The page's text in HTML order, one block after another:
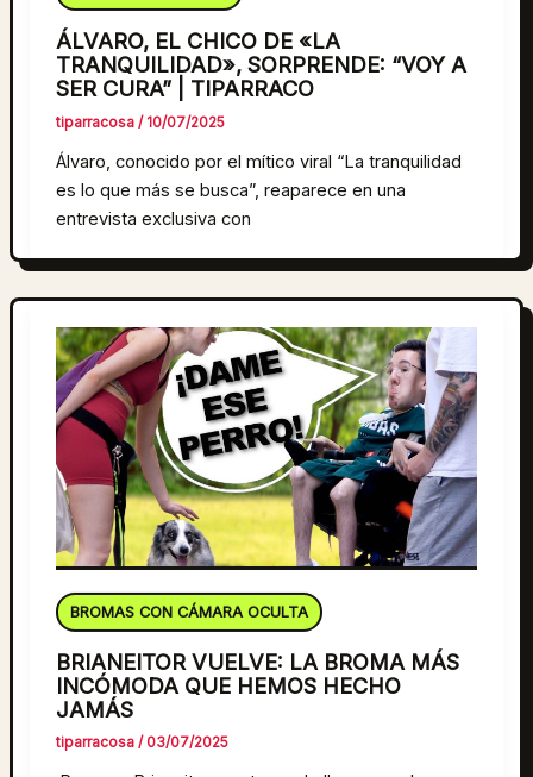
ÁLVARO, EL CHICO DE «LA
TRANQUILIDAD», SORPRENDE: “VOY A
SER CURA” | TIPARRACO
tiparracosa/10/07/2025
Álvaro, conocido por el mítico viral “La tranquilidad
es lo que más se busca”, reaparece en una
entrevista exclusiva con
BROMAS CON CÁMARA OCULTA
BRIANEITOR VUELVE: LA BROMA MÁS
INCÓMODA QUE HEMOS HECHO
JAMÁS
tiparracosa/ 03/07/2025